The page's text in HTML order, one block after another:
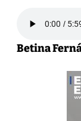
Betina